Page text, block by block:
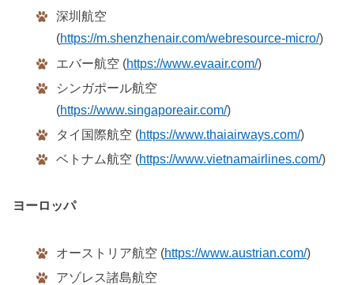
深圳航空
(https://m.shenzhenair.com/webresource-micro/)
エバー航空 (https://www.evaair.com/)
シンガポール航空
(https://www.singaporeair.com/)
タイ国際航空 (https://www.thaiairways.com/)
ベトナム航空 (https://www.vietnamairlines.com/)
ヨーロッパ
オーストリア航空 (https://www.austrian.com/)
アゾレス諸島航空